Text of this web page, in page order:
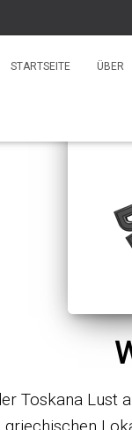
STARTSEITE ÜBER
Toskana